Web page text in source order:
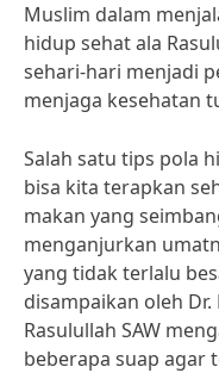
Muslim dalam
hidup sehat ala
sehari-hari menjadi
menjaga kesehatan
Salah satu tips pola
bisa kita terapkan
makan yang
menganjurkan
yang tidak terlalu
disampaikan oleh Dr.
Rasulullah SAW
beberapa suap agar